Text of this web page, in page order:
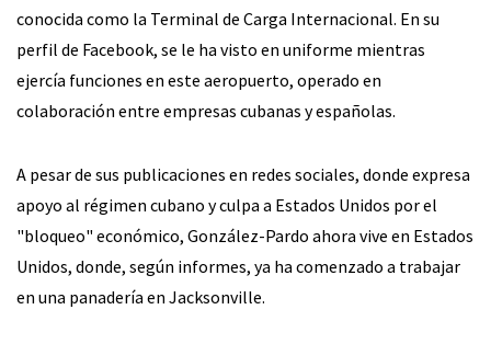
conocida como la Terminal de Carga Internacional. En su
perfil de Facebook, se le ha visto en uniforme mientras
ejercía funciones en este aeropuerto, operado en
colaboración entre empresas cubanas y españolas.
A pesar de sus publicaciones en redes sociales, donde expresa
apoyo al régimen cubano y culpa a Estados Unidos por el
"bloqueo" económico, González-Pardo ahora vive en Estados
Unidos, donde, según informes, ya ha comenzado a trabajar
en una panadería en Jacksonville.